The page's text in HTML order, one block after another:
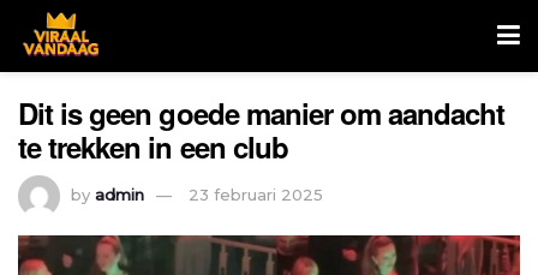
Dit is geen goede manier om aandacht
te trekken in een club
by admin 23 februari 2025